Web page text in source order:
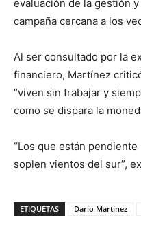
evaluación de la gestión
campaña cercana a los
Al ser consultado por la
financiero, Martínez
“viven sin trabajar y
como se dispara la
“Los que están
soplen vientos del sur”,
ETIQUETAS Darío Martínez